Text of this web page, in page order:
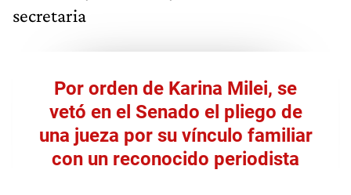
secretaria
Por orden de Karina Milei, se
vetó en el Senado el pliego de
una jueza por su vínculo familiar
con un reconocido periodista